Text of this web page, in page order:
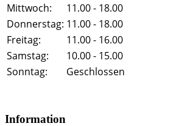
Mittwoch:
11.00 - 18.00
Donnerstag: 11.00 - 18.00
Freitag:
11.00 - 16.00
Samstag:
10.00 - 15.00
Sonntag:
Geschlossen
Information